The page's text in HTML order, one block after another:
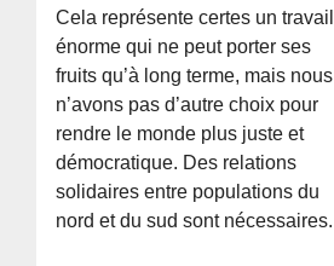
Cela représente certes un travail
énorme qui ne peut porter ses
fruits qu’à long terme, mais nous
n’avons pas d’autre choix pour
rendre le monde plus juste et
démocratique. Des relations
solidaires entre populations du
nord et du sud sont nécessaires.